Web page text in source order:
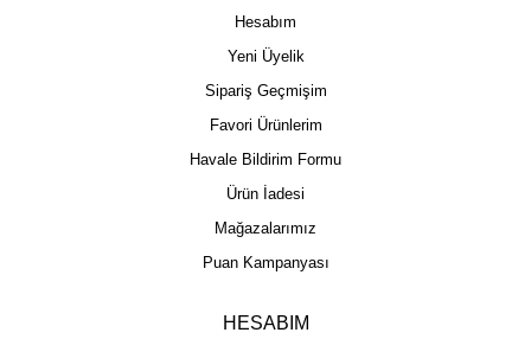
Hesabım
Yeni Üyelik
Sipariş Geçmişim
Favori Ürünlerim
Havale Bildirim Formu
Ürün İadesi
Mağazalarımız
Puan Kampanyası
HESABIM